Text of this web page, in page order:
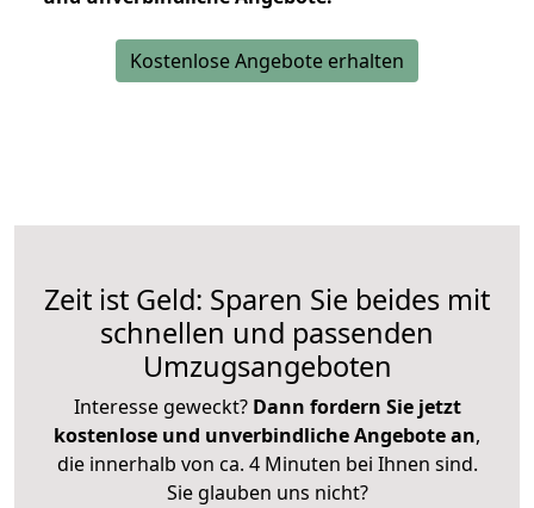
Kostenlose Angebote erhalten
Zeit ist Geld: Sparen Sie beides mit
schnellen und passenden
Umzugsangeboten
Interesse geweckt? Dann fordern Sie jetzt
kostenlose und unverbindliche Angebote an,
die innerhalb von ca. 4 Minuten bei Ihnen sind.
Sie glauben uns nicht?